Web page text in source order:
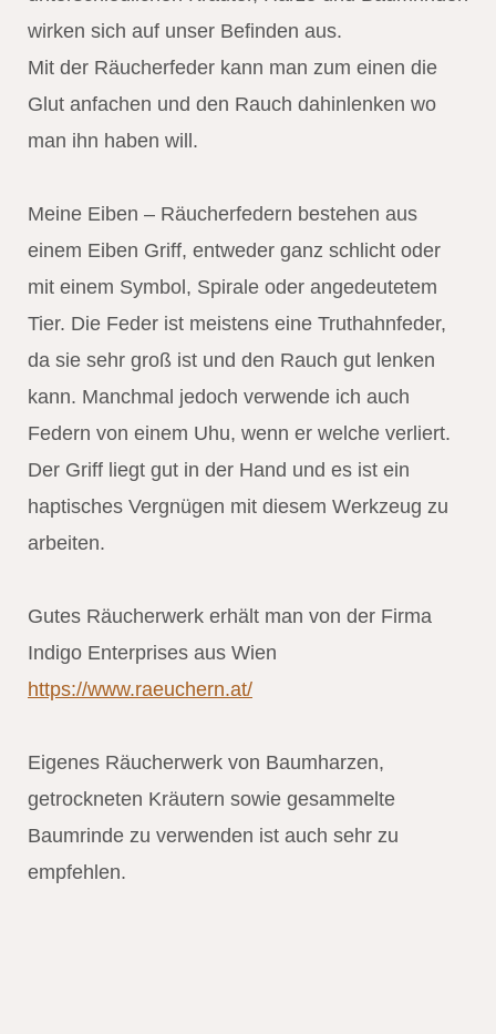
wirken sich auf unser Befinden aus.
Mit der Räucherfeder kann man zum einen die
Glut anfachen und den Rauch dahinlenken wo
man ihn haben will.
Meine Eiben – Räucherfedern bestehen aus
einem Eiben Griff, entweder ganz schlicht oder
mit einem Symbol, Spirale oder angedeutetem
Tier. Die Feder ist meistens eine Truthahnfeder,
da sie sehr groß ist und den Rauch gut lenken
kann. Manchmal jedoch verwende ich auch
Federn von einem Uhu, wenn er welche verliert.
Der Griff liegt gut in der Hand und es ist ein
haptisches Vergnügen mit diesem Werkzeug zu
arbeiten.
Gutes Räucherwerk erhält man von der Firma
Indigo Enterprises aus Wien
https://www.raeuchern.at/
Eigenes Räucherwerk von Baumharzen,
getrockneten Kräutern sowie gesammelte
Baumrinde zu verwenden ist auch sehr zu
empfehlen.